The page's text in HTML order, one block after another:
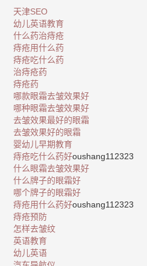
天津SEO
幼儿英语教育
什么药治痔疮
痔疮用什么药
痔疮吃什么药
治痔疮药
痔疮药
哪款眼霜去皱效果好
哪种眼霜去皱效果好
去皱效果最好的眼霜
去皱效果好的眼霜
婴幼儿早期教育
痔疮吃什么药好oushang112323
什么眼霜去皱效果好
什么牌子的眼霜好
哪个牌子的眼霜好
痔疮用什么药好oushang112323
痔疮预防
怎样去皱纹
英语教育
幼儿英语